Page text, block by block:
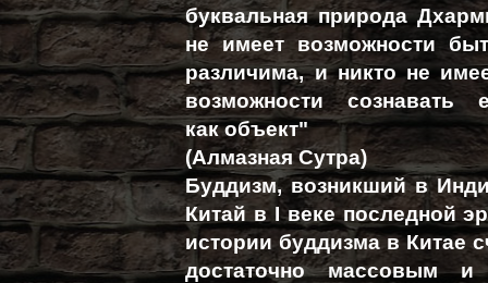
буквальная природа
не имеет возможности
различима, и никто не
возможности сознавать
как объект"
(Алмазная Сутра)
Буддизм, возникший в
Китай в I веке последной
истории буддизма в Китае
достаточно массовым